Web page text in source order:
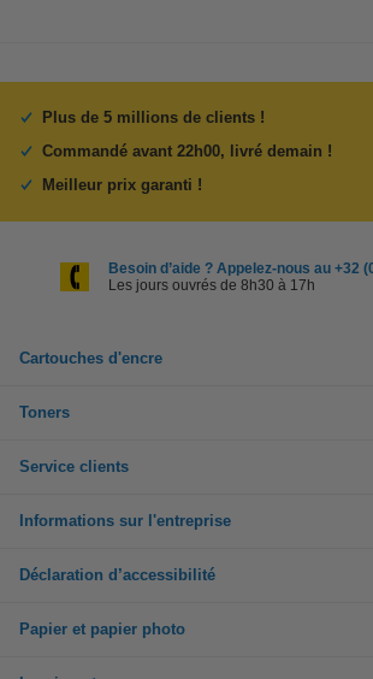
Plus de 5 millions de clients !
Commandé avant 22h00, livré demain !
Meilleur prix garanti !
Besoin d’aide ? Appelez-nous au +32
Les jours ouvrés de 8h30 à 17h
Cartouches d'encre
Toners
Service clients
Informations sur l'entreprise
Déclaration d’accessibilité
Papier et papier photo